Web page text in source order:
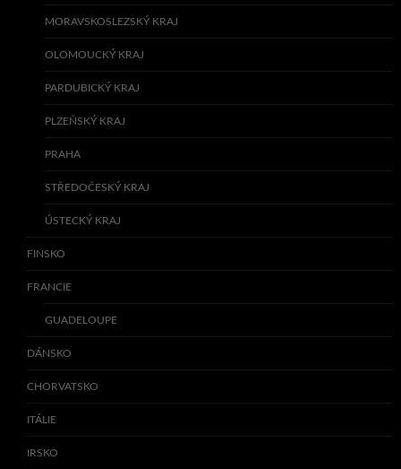
MORAVSKOSLEZSKÝ KRAJ
OLOMOUCKÝ KRAJ
PARDUBICKÝ KRAJ
PLZEŇSKÝ KRAJ
PRAHA
STŘEDOČESKÝ KRAJ
ÚSTECKÝ KRAJ
FINSKO
FRANCIE
GUADELOUPE
DÁNSKO
CHORVATSKO
ITÁLIE
IRSKO